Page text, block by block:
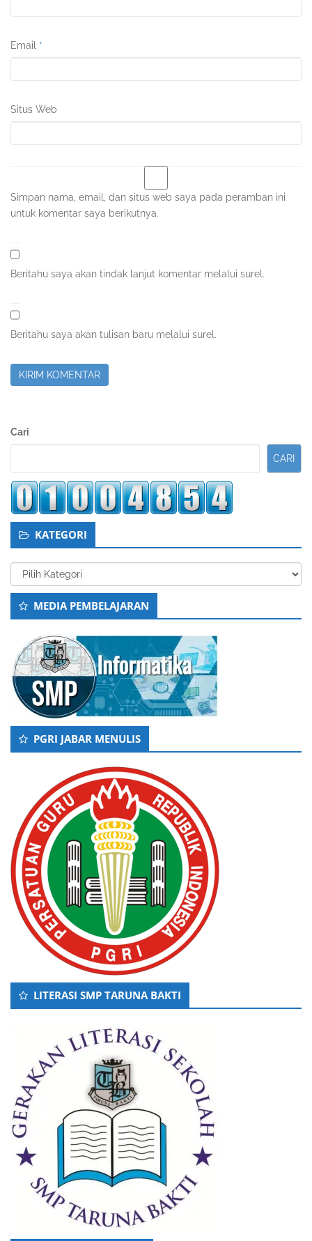
Email *
Situs Web
Simpan nama, email, dan situs web saya pada peramban ini
untuk komentar saya berikutnya.
Beritahu saya akan tindak lanjut komentar melalui surel.
Beritahu saya akan tulisan baru melalui surel.
Sidebar
Cari
CARI
KATEGORI
Kategori
MEDIA PEMBELAJARAN
PGRI JABAR MENULIS
LITERASI SMP TARUNA BAKTI